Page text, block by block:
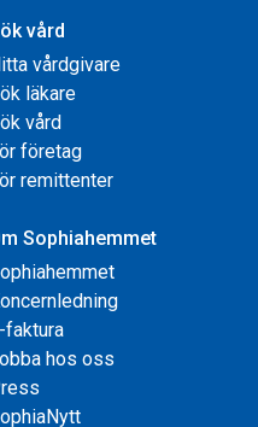
vård
vårdgivare
läkare
vård
företag
remittenter
Sophiahemmet
faktura
hos oss